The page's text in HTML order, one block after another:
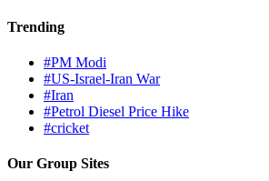
Trending
#PM Modi
#US-Israel-Iran War
#Iran
#Petrol Diesel Price Hike
#cricket
Our Group Sites